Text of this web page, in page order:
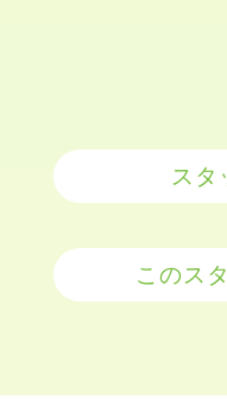
スタ
このス